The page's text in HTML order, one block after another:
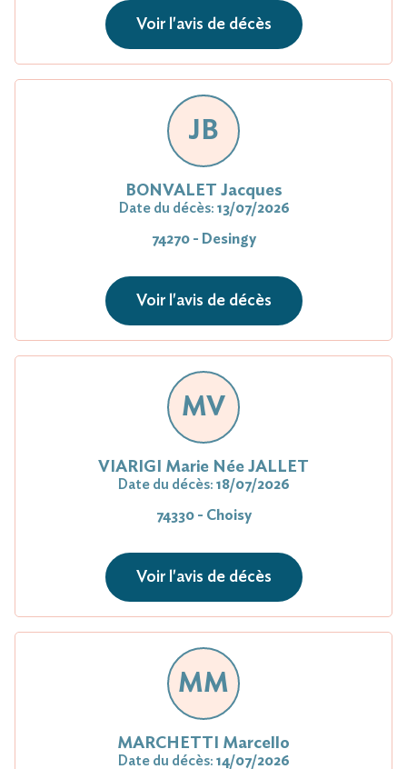
Voir l'avis de décès
JB
BONVALET Jacques
Date du décès: 13/07/2026
74270 - Desingy
Voir l'avis de décès
MV
VIARIGI Marie Née JALLET
Date du décès: 18/07/2026
74330 - Choisy
Voir l'avis de décès
MM
MARCHETTI Marcello
Date du décès: 14/07/2026